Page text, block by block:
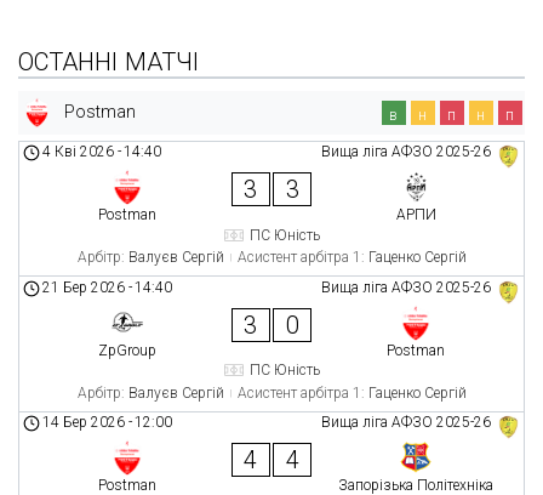
ОСТАННІ МАТЧІ
Postman в н п н п
Вища ліга АФЗО 2025-26
4 Кві 2026 -14:40
Postman
3 3
АРПИ
ПС Юність
Арбітр: Валуєв Сергій Асистент арбітра 1: Гаценко Сергій
Вища ліга АФЗО 2025-26
21 Бер 2026 -14:40
ZpGroup
3 0
Postman
ПС Юність
Арбітр: Валуєв Сергій Асистент арбітра 1: Гаценко Сергій
Вища ліга АФЗО 2025-26
14 Бер 2026 -12:00
Postman
4 4
Запорізька Політехніка